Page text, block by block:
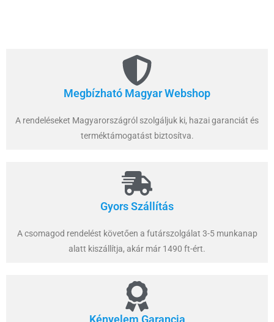
Megbízható Magyar Webshop
A rendeléseket Magyarországról szolgáljuk ki, hazai garanciát és
terméktámogatást biztosítva.
Gyors Szállítás
A csomagod rendelést követően a futárszolgálat 3-5 munkanap
alatt kiszállítja, akár már 1490 ft-ért.
Kényelem Garancia